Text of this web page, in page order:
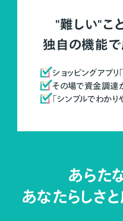
"難しい"こ
独自の機能
ショッピングアプリ
その場で資金調達が
「シンプルでわか
あらた
あなたらしさ